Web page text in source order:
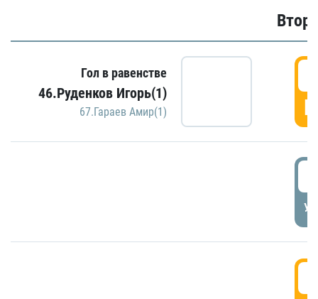
Гол в равенстве
46.Руденков Игорь(1)
67.Гараев Амир(1)